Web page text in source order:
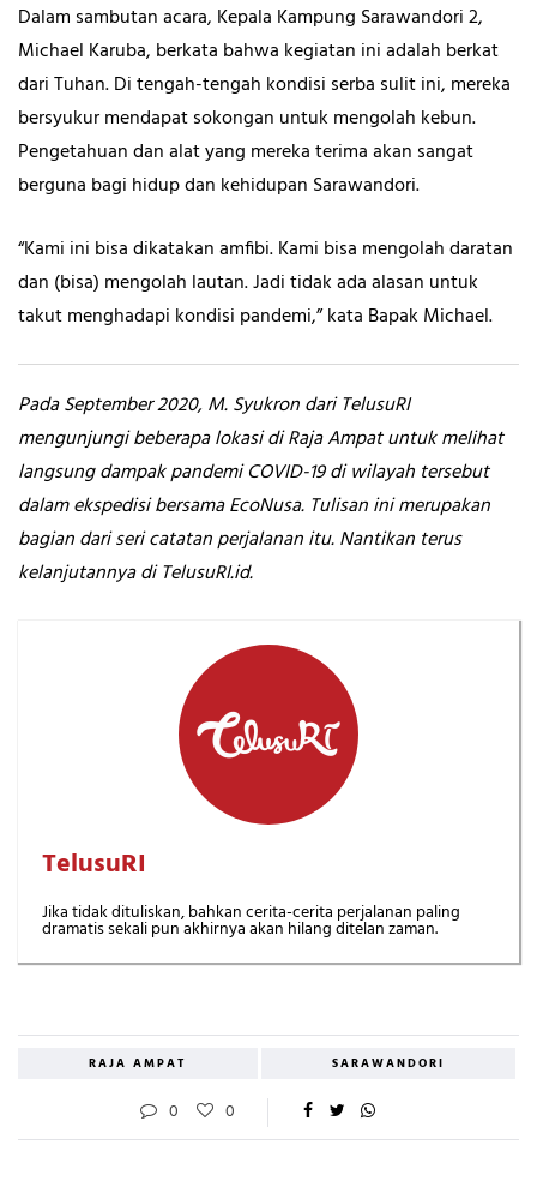
Dalam sambutan acara, Kepala Kampung Sarawandori 2,
Michael Karuba, berkata bahwa kegiatan ini adalah berkat
dari Tuhan. Di tengah-tengah kondisi serba sulit ini, mereka
bersyukur mendapat sokongan untuk mengolah kebun.
Pengetahuan dan alat yang mereka terima akan sangat
berguna bagi hidup dan kehidupan Sarawandori.
“Kami ini bisa dikatakan amfibi. Kami bisa mengolah daratan
dan (bisa) mengolah lautan. Jadi tidak ada alasan untuk
takut menghadapi kondisi pandemi,” kata Bapak Michael.
Pada September 2020, M. Syukron dari TelusuRI
mengunjungi beberapa lokasi di Raja Ampat untuk melihat
langsung dampak pandemi COVID-19 di wilayah tersebut
dalam ekspedisi bersama EcoNusa. Tulisan ini merupakan
bagian dari seri catatan perjalanan itu. Nantikan terus
kelanjutannya di TelusuRI.id.
TelusuRI
Jika tidak dituliskan, bahkan cerita-cerita perjalanan paling
dramatis sekali pun akhirnya akan hilang ditelan zaman.
RAJA AMPAT SARAWANDORI
0 0